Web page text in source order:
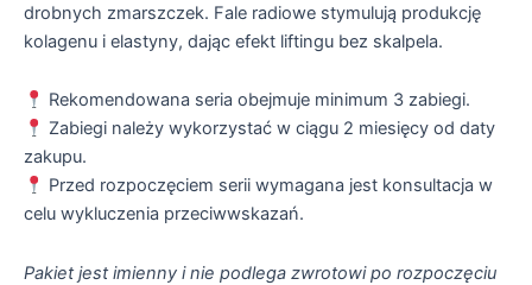
drobnych zmarszczek. Fale radiowe stymulują produkcję
kolagenu i elastyny, dając efekt liftingu bez skalpela.
Rekomendowana seria obejmuje minimum 3 zabiegi.
Zabiegi należy wykorzystać w ciągu 2 miesięcy od daty
zakupu.
Przed rozpoczęciem serii wymagana jest konsultacja w
celu wykluczenia przeciwwskazań.
Pakiet jest imienny i nie podlega zwrotowi po rozpoczęciu